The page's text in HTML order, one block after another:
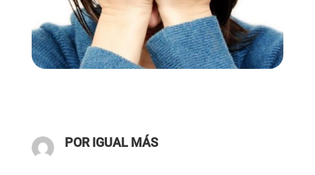
POR IGUAL MÁS